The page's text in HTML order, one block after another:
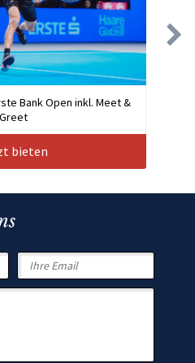
Bank Open inkl. Meet &
Greet
bieten